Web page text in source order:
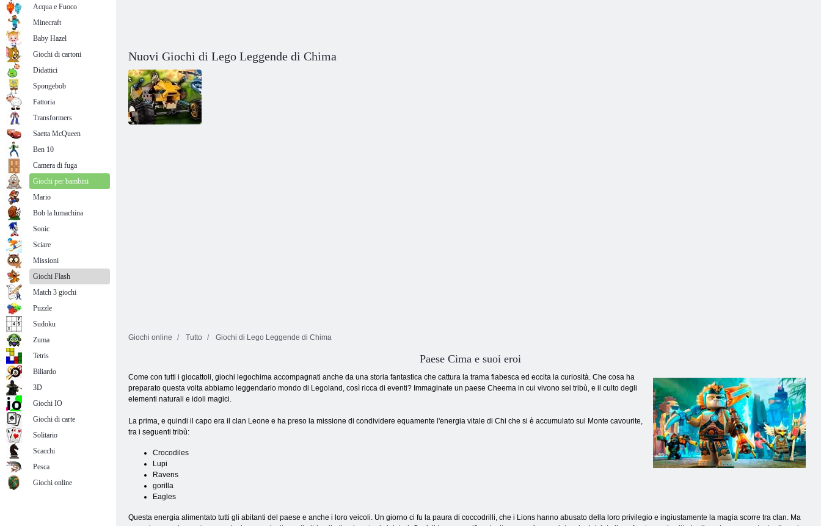
Nuovi Giochi di Lego Leggende di Chima
Giochi online Tutto Giochi di Lego Leggende di Chima
Paese Cima e suoi eroi
Come con tutti i giocattoli, giochi legochima accompagnati anche da una storia fantastica che cattura la trama fiabesca ed eccita la curiosità. Che cosa ha
preparato questa volta abbiamo leggendario mondo di Legoland, così ricca di eventi? Immaginate un paese Cheema in cui vivono sei tribù, e il culto degli
elementi naturali e idoli magici.
La prima, e quindi il capo era il clan Leone e ha preso la missione di condividere equamente l'energia vitale di Chi che si è accumulato sul Monte cavourite,
tra i seguenti tribù:
Crocodiles
Lupi
Ravens
gorilla
Eagles
Questa energia alimentato tutti gli abitanti del paese e anche i loro veicoli. Un giorno ci fu la paura di coccodrilli, che i Lions hanno abusato della loro privilegio e ingiustamente la magia scorre tra clan. Ma
Acqua e Fuoco
Minecraft
Baby Hazel
Giochi di cartoni
Didattici
Spongebob
Fattoria
Transformers
Saetta McQueen
Ben 10
Camera di fuga
Giochi per bambini
Mario
Bob la lumachina
Sonic
Sciare
Missioni
Giochi Flash
Match 3 giochi
Puzzle
Sudoku
Zuma
Tetris
Biliardo
3D
Giochi IO
Giochi di carte
Solitario
Scacchi
Pesca
Giochi online